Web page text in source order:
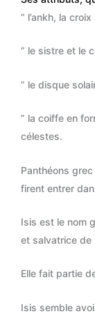
” l’ankh, la
” le sistre et le
” le disque
” la coiffe en
célestes.
Panthéons
firent entrer
Isis est le nom
et salvatrice de
Elle fait partie
Isis semble